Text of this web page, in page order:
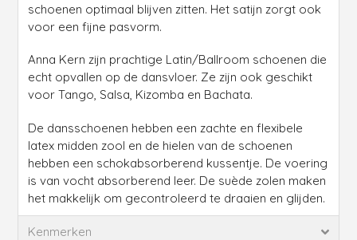
schoenen optimaal blijven zitten. Het satijn zorgt ook
voor een fijne pasvorm.
Anna Kern zijn prachtige Latin/Ballroom schoenen die
echt opvallen op de dansvloer. Ze zijn ook geschikt
voor Tango, Salsa, Kizomba en Bachata.
De dansschoenen hebben een zachte en flexibele
latex midden zool en de hielen van de schoenen
hebben een schokabsorberend kussentje. De voering
is van vocht absorberend leer. De suède zolen maken
het makkelijk om gecontroleerd te draaien en glijden.
Kenmerken